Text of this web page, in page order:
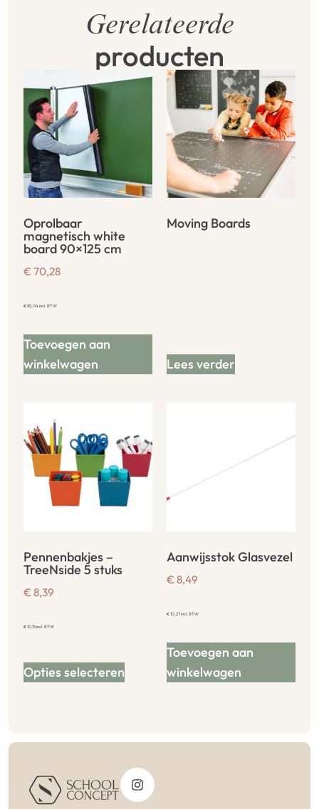
Gerelateerde
producten
Oprolbaar
magnetisch white
board 90×125 cm
€ 70,28
€85,04incl. BTW
Toevoegen aan
winkelwagen
Moving Boards
Lees verder
Pennenbakjes –
TreeNside 5 stuks
€ 8,39
€10,15incl. BTW
Opties selecteren
Aanwijsstok Glasvezel
€ 8,49
€10,27incl. BTW
Toevoegen aan
winkelwagen